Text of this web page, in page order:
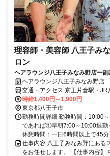
理容師・美容師 八王子み
ロン
ヘアラウンジ八王子みなみ野店ー副
ヘアラウンジ八王子みなみ野店
交通・アクセス 京王片倉駅・JR
時給1,400円～1,900円
東京都八王子市
勤務時間詳細 勤務時間：10:00
であれば①早朝7:00～10:00退勤
休憩時間：一日6時間以上で45分
仕事内容 八王子みなみ野にある
をお任せします。 【仕事内容】